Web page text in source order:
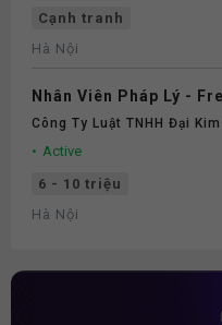
Cạnh tranh
Hà Nội
Nhân Viên Pháp Lý -
Công Ty Luật TNHH Đại Kim
Active
6 - 10 triệu
Hà Nội